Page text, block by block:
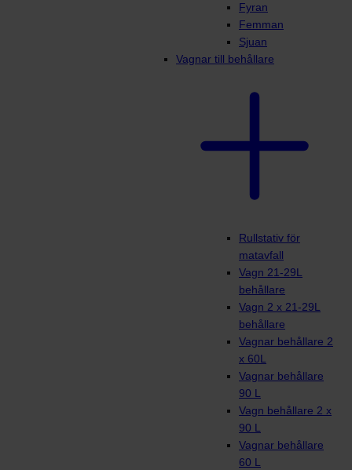
Fyran
Femman
Sjuan
Vagnar till behållare
Rullstativ för
matavfall
Vagn 21-29L
behållare
Vagn 2 x 21-29L
behållare
Vagnar behållare 2
x 60L
Vagnar behållare
90 L
Vagn behållare 2 x
90 L
Vagnar behållare
60 L